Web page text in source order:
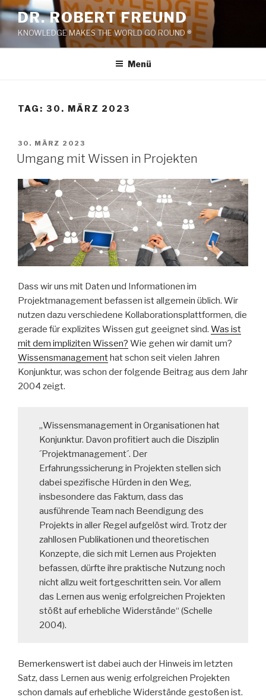
Zum
Inhalt
springen
DR. ROBERT FREUND
KNOWLEDGE MAKES THE WORLD GO ROUND ®
Menü
TAG: 30. MÄRZ 2023
VERÖFFENTLICHT
AM
30. MÄRZ 2023
Umgang mit Wissen in Projekten
Dass wir uns mit Daten und Informationen im
Projektmanagement befassen ist allgemein üblich. Wir
nutzen dazu verschiedene Kollaborationsplattformen, die
gerade für explizites Wissen gut geeignet sind. Was ist
mit dem impliziten Wissen? Wie gehen wir damit um?
Wissensmanagementhat schon seit vielen Jahren
Konjunktur, was schon der folgende Beitrag aus dem Jahr
2004 zeigt.
„Wissensmanagement in Organisationen hat
Konjunktur. Davon profitiert auch die Disziplin
´Projektmanagement´. Der
Erfahrungssicherung in Projekten stellen sich
dabei spezifische Hürden in den Weg,
insbesondere das Faktum, dass das
ausführende Team nach Beendigung des
Projekts in aller Regel aufgelöst wird. Trotz der
zahllosen Publikationen und theoretischen
Konzepte, die sich mit Lernen aus Projekten
befassen, dürfte ihre praktische Nutzung noch
nicht allzu weit fortgeschritten sein. Vor allem
das Lernen aus wenig erfolgreichen Projekten
stößt auf erhebliche Widerstände“ (Schelle
2004).
Bemerkenswert ist dabei auch der Hinweis im letzten
Satz, dass Lernen aus wenig erfolgreichen Projekten
schon damals auf erhebliche Widerstände gestoßen ist.